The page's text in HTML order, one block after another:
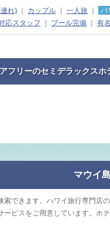
れ) カップル 一人旅 バ
応スタッフ
プール完備 有
フリーのセミデラックスホ
マウイ
索できます。ハワイ旅行専門店
ビスをご用意しています。ホ